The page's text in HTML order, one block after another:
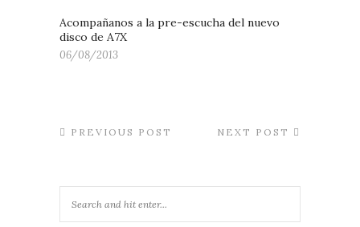
Acompañanos a la pre-escucha del nuevo
disco de A7X
06/08/2013
PREVIOUS POST NEXT POST